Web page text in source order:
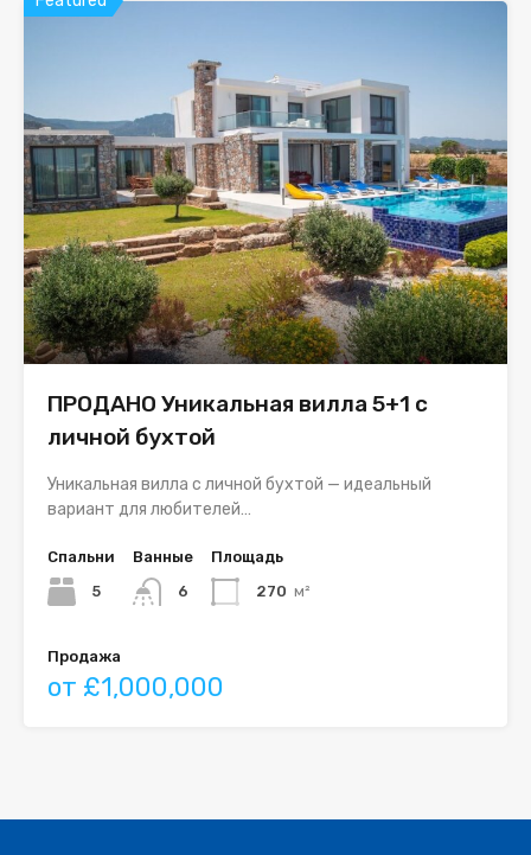
ПРОДАНО Уникальная вилла 5+1 с
личной бухтой
Уникальная вилла с личной бухтой — идеальный
вариант для любителей…
Спальни
5
Ванные
6
Площадь
270 м²
Продажа
от £1,000,000